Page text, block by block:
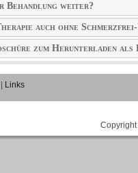
Behandlung weiter?
auch ohne Schmerzfrei-
zum Herunterladen als
Links